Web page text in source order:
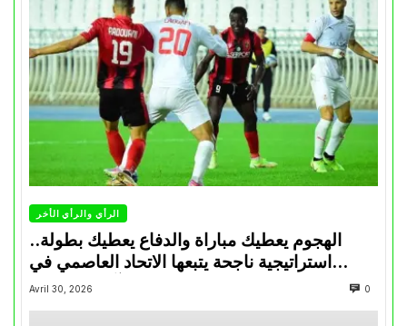
الرأي والرأي الأخر
الهجوم يعطيك مباراة والدفاع يعطيك بطولة..
استراتيجية ناجحة يتبعها الاتحاد العاصمي في
تتويجاته آخر السنوات
Avril 30, 2026 0